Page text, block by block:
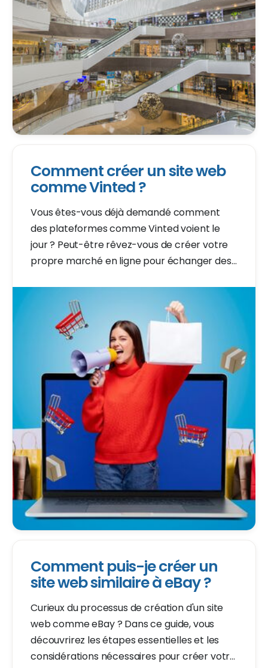
Comment créer un site web
comme Vinted ?
Vous êtes-vous déjà demandé comment
des plateformes comme Vinted voient le
jour ? Peut-être rêvez-vous de créer votre
propre marché en ligne pour échanger des
Comment puis-je créer un
site web similaire à eBay ?
Curieux du processus de création d'un site
web comme eBay ? Dans ce guide, vous
découvrirez les étapes essentielles et les
considérations nécessaires pour créer votre